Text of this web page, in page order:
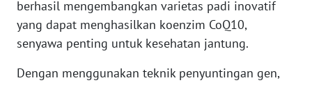
berhasil mengembangkan varietas padi inovatif
yang dapat menghasilkan koenzim CoQ10,
senyawa penting untuk kesehatan jantung.
Dengan menggunakan teknik penyuntingan gen,
BERITA
KONTAK